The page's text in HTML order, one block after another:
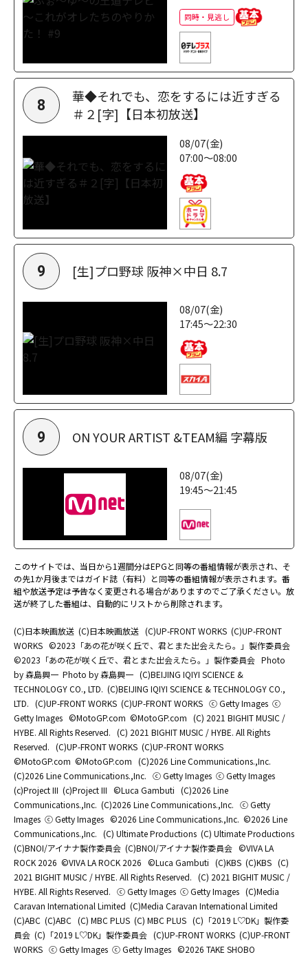
同時・見逃し
8
華◆それでも、恋をするには近すぎる
＃２[字]【日本初放送】
08/07(金)
07:00～08:00
9 [生]プロ野球 阪神×中日 8.7
08/07(金)
17:45～22:30
9 ON YOUR ARTIST &TEAM編 字幕版
08/07(金)
19:45～21:45
このサイトでは、当日から1週間分はEPGと同等の番組情報が表示され、そ
の先1か月後まではガイド誌（有料）と同等の番組情報が表示されます。番
組や放送予定は予告なく変更される場合がありますのでご了承ください。放
送が終了した番組は、自動的にリストから削除されます。
(C)日本映画放送 (C)日本映画放送 (C)UP-FRONT WORKS (C)UP-FRONT
WORKS ©2023「あの花が咲く丘で、君とまた出会えたら。」製作委員会
©2023「あの花が咲く丘で、君とまた出会えたら。」製作委員会 Photo
by 森島興一 Photo by 森島興一 (C)BEIJING IQIYI SCIENCE &
TECHNOLOGY CO., LTD. (C)BEIJING IQIYI SCIENCE & TECHNOLOGY CO.,
LTD. (C)UP-FRONT WORKS (C)UP-FRONT WORKS ⓒ Getty Images ⓒ
Getty Images ©MotoGP.com ©MotoGP.com (C) 2021 BIGHIT MUSIC /
HYBE. All Rights Reserved. (C) 2021 BIGHIT MUSIC / HYBE. All Rights
Reserved. (C)UP-FRONT WORKS (C)UP-FRONT WORKS
©MotoGP.com ©MotoGP.com (C)2026 Line Communications.,Inc.
(C)2026 Line Communications.,Inc. ⓒ Getty Images ⓒ Getty Images
(c)Project III (c)Project III ©Luca Gambuti (C)2026 Line
Communications.,Inc. (C)2026 Line Communications.,Inc. ⓒ Getty
Images ⓒ Getty Images ©2026 Line Communications.,Inc. ©2026 Line
Communications.,Inc. (C) Ultimate Productions (C) Ultimate Productions
(C)BNOI/アイナナ製作委員会 (C)BNOI/アイナナ製作委員会 ©️VIVA LA
ROCK 2026 ©️VIVA LA ROCK 2026 ©Luca Gambuti (C)KBS (C)KBS (C)
2021 BIGHIT MUSIC / HYBE. All Rights Reserved. (C) 2021 BIGHIT MUSIC /
HYBE. All Rights Reserved. ⓒ Getty Images ⓒ Getty Images (C)Media
Caravan International Limited (C)Media Caravan International Limited
(C)ABC (C)ABC (C) MBC PLUS (C) MBC PLUS (C)「2019 L♡DK」製作委
員会 (C)「2019 L♡DK」製作委員会 (C)UP-FRONT WORKS (C)UP-FRONT
WORKS ⓒ Getty Images ⓒ Getty Images ©2026 TAKE SHOBO